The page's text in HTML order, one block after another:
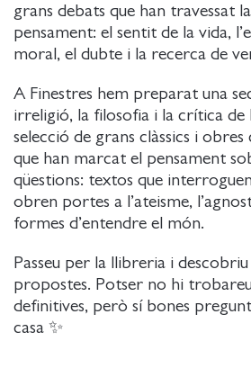
grans debats que han travessat
pensament: el sentit de la vida,
moral, el dubte i la recerca de
A Finestres hem preparat una
irreligió, la filosofia i la crítica de
selecció de grans clàssics i
que han marcat el pensament
qüestions: textos que
obren portes a l’ateisme,
formes d’entendre el món.
Passeu per la llibreria i
propostes. Potser no hi
definitives, però sí bones
casa ✨